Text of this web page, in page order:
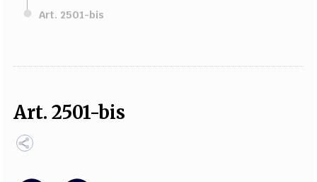
FILODIRITTO REDAZIONE
FOTOGRAFI PARTNER
Art. 2501-bis
Art. 2501-bis